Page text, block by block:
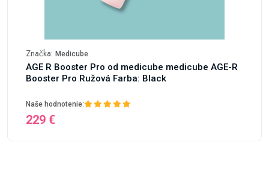
Značka: Medicube
AGE R Booster Pro od medicube medicube AGE-R
Booster Pro Ružová Farba: Black
Naše hodnotenie:
229 €